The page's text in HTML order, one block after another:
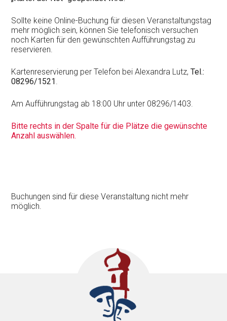
Sollte keine Online-Buchung für diesen Veranstaltungstag
mehr möglich sein, können Sie telefonisch versuchen
noch Karten für den gewünschten Aufführungstag zu
reservieren.
Kartenreservierung per Telefon bei Alexandra Lutz,Tel.:
08296/1521.
Am Aufführungstag ab 18:00 Uhr unter 08296/1403.
Bitte rechts in der Spalte für die Plätze die gewünschte
Anzahl auswählen.
Buchungen sind für diese Veranstaltung nicht mehr
möglich.